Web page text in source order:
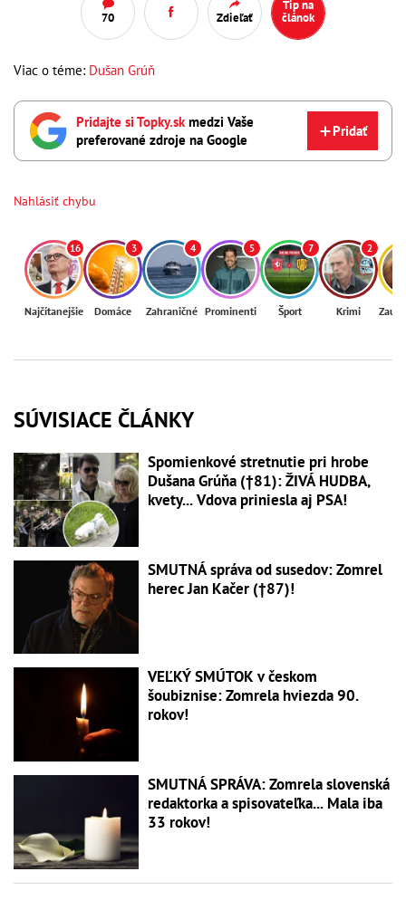
70 Zdieľať
Tip na
článok
Viac o téme: Dušan Grúň
Pridajte si Topky.skmedzi Vaše
preferované zdroje na Google
Pridať
Nahlásiť chybu
16
Najčítanejšie
3
Domáce
4
Zahraničné
5
Prominenti
7
Šport
2
Krimi
SÚVISIACE ČLÁNKY
Spomienkové stretnutie pri hrobe
Dušana Grúňa (†81): ŽIVÁ HUDBA,
kvety... Vdova priniesla aj PSA!
SMUTNÁ správa od susedov: Zomrel
herec Jan Kačer (†87)!
VEĽKÝ SMÚTOK v českom
šoubiznise: Zomrela hviezda 90.
rokov!
SMUTNÁ SPRÁVA: Zomrela slovenská
redaktorka a spisovateľka... Mala iba
33 rokov!